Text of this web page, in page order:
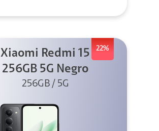
22%
Xiaomi Redmi 15
256GB 5G Negro
256GB / 5G